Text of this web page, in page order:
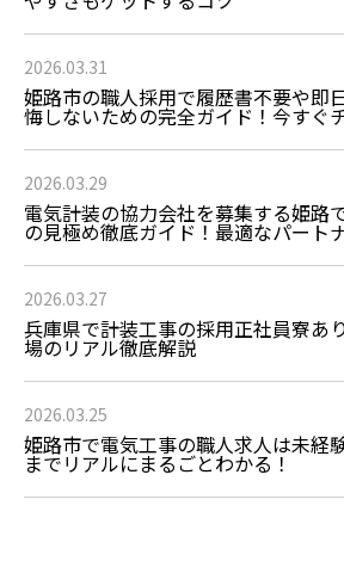
2026.03.31
姫路市の職人採用で履歴書不要や即
悔しないための完全ガイド！今すぐ
2026.03.29
電気計装の協力会社を募集する姫路
の見極め徹底ガイド！最適なパート
2026.03.27
兵庫県で計装工事の採用正社員寮あ
場のリアル徹底解説
2026.03.25
姫路市で電気工事の職人求人は未経
までリアルにまるごとわかる！